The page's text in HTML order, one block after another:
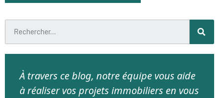
À travers ce blog, notre équipe vous aide
à réaliser vos projets immobiliers en vous